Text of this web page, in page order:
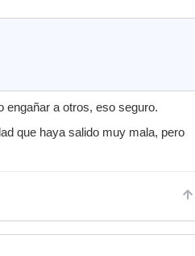
engañar a otros, eso seguro.
que haya salido muy mala, pero